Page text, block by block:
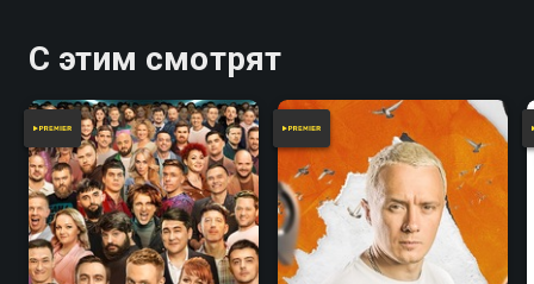
С этим смотрят